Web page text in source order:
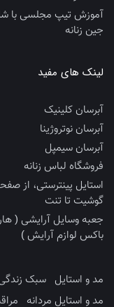
آموزش تیپ مجلسی با
جین زنانه
لینک های مفید
آبرسان کلینیک
آبرسان نوتروژینا
آبرسان سیمپل
فروشگاه لباس زنانه
استایل پینترستی، از
گوشیت تا تنت
جعبه وسایل آرایشی (
باکس لوازم آرایش )
مد و استایل سبک
مد و استایل مردانه